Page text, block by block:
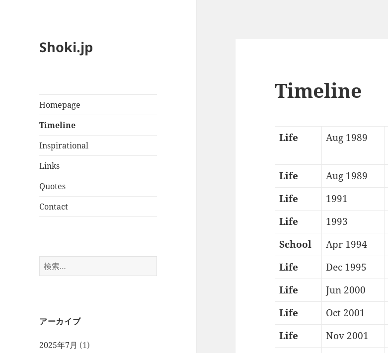
Shoki.jp
Homepage
Timeline
Inspirational
Links
Quotes
Contact
検
索:
アーカイブ
2025年7月 (1)
Timeline
Life Aug 1989
Life
Aug 1989
Life
1991
Life
1993
School
Apr 1994
Life
Dec 1995
Life
Jun 2000
Life
Oct 2001
Life
Nov 2001